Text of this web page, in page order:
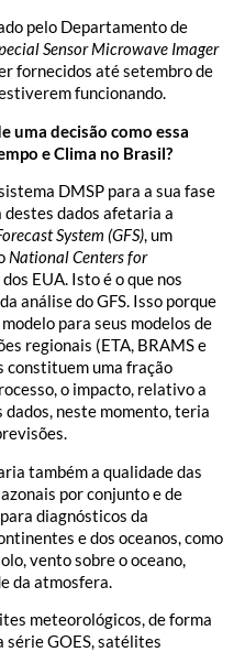
pelo Departamento de
Sensor Microwave Imager
fornecidos até setembro de
funcionando.
uma decisão como essa
e Clima no Brasil?
DMSP para a sua fase
destes dados afetaria a
System (GFS), um
National Centers for
dos EUA. Isto é o que nos
análise do GFS. Isso porque
para seus modelos de
regionais (ETA, BRAMS e
constituem uma fração
o impacto, relativo a
neste momento, teria
também a qualidade das
por conjunto e de
diagnósticos da
e dos oceanos, como
vento sobre o oceano,
da atmosfera.
meteorológicos, de forma
série GOES, satélites